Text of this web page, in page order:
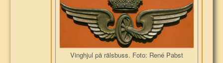
Vinghjul på rälsbuss. Foto: René Pabst